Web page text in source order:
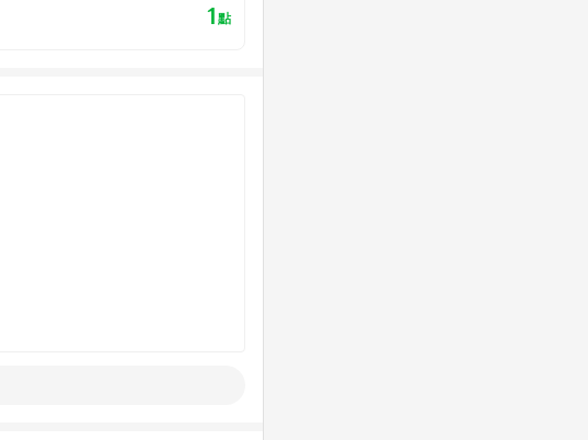
1點